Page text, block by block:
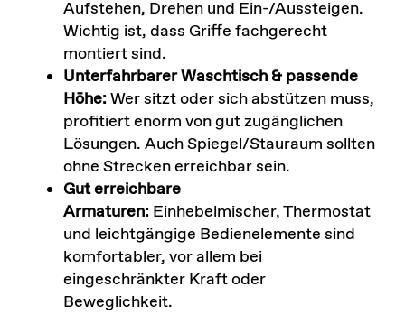
Aufstehen, Drehen und Ein-/Aussteigen.
Wichtig ist, dass Griffe fachgerecht
montiert sind.
Unterfahrbarer Waschtisch & passende
Höhe:Wer sitzt oder sich abstützen muss,
profitiert enorm von gut zugänglichen
Lösungen. Auch Spiegel/Stauraum sollten
ohne Strecken erreichbar sein.
Gut erreichbare
Armaturen:Einhebelmischer, Thermostat
und leichtgängige Bedienelemente sind
komfortabler, vor allem bei
eingeschränkter Kraft oder
Beweglichkeit.